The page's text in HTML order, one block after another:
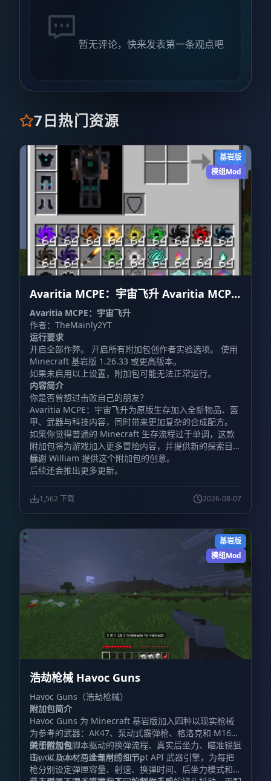
暂无评论，快来发表第一条观点吧
7日热门资源
基岩版
模组Mod
Avaritia MCPE：宇宙飞升 Avaritia MCPE:
Cosmic Ascension
Avaritia MCPE：宇宙飞升
作者：TheMainly2YT
运行要求
开启全部作弊。 开启所有附加包创作者实验选项。 使用
Minecraft 基岩版 1.26.33 或更高版本。
如果未启用以上设置，附加包可能无法正常运行。
内容简介
你是否曾想过击败自己的朋友？
Avaritia MCPE：宇宙飞升为原版生存加入全新物品、盔
甲、武器与科技内容，同时带来更加复杂的合成配方。
如果你觉得普通的 Minecraft 生存流程过于单调，这款
附加包将为游戏加入更多冒险内容，并提供新的探索目
标。
感谢 William 提供这个附加包的创意。
后续还会推出更多更新。
1,562 下载 2026-08-07
基岩版
模组Mod
浩劫枪械 Havoc Guns
Havoc Guns（浩劫枪械）
附加包简介
Havoc Guns 为 Minecraft 基岩版加入四种以现实枪械
为参考的武器：AK47、泵动式霰弹枪、格洛克和 M16。
附加包包含脚本驱动的换弹流程、真实后坐力、瞄准镜狙
击，以及木材与金属材质细节。
关于附加包
Havoc Guns 通过专用的 Script API 武器引擎，为每把
枪分别设定弹匣容量、射速、换弹时间、后坐力模式和弹